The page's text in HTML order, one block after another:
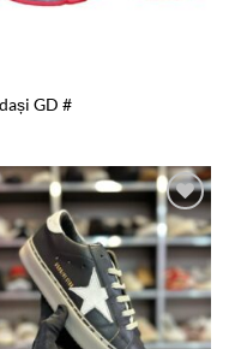
GD #
Add to
wishlist